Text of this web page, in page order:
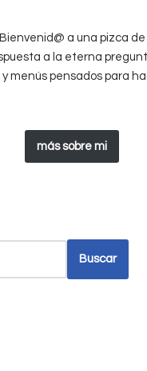
Bienvenid@ a una pizca
a la eterna
menús pensados para
más sobre mi
Buscar